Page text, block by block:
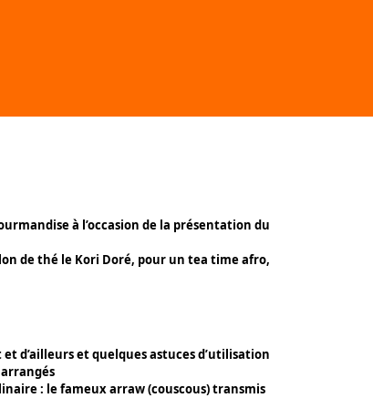
à l’occasion de la présentation du
de thé le Kori Doré, pour un tea time afro,
d’ailleurs et quelques astuces d’utilisation
: le fameux arraw (couscous) transmis